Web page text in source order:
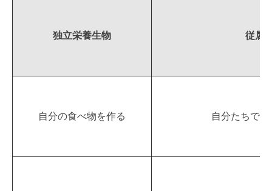
独立栄養生物 従属
自分の食べ物を作る 自分たちで